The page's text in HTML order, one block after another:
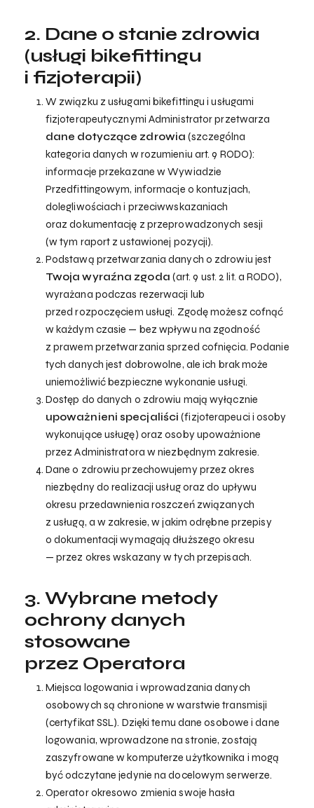
2. Dane o stanie zdrowia
(usługi bikefittingu
i fizjoterapii)
W związku z usługami bikefittingu i usługami
fizjoterapeutycznymi Administrator przetwarza
dane dotyczące zdrowia (szczególna
kategoria danych w rozumieniu art. 9 RODO):
informacje przekazane w Wywiadzie
Przedfittingowym, informacje o kontuzjach,
dolegliwościach i przeciwwskazaniach
oraz dokumentację z przeprowadzonych sesji
(w tym raport z ustawionej pozycji).
Podstawą przetwarzania danych o zdrowiu jest
Twoja wyraźna zgoda (art. 9 ust. 2 lit. a RODO),
wyrażana podczas rezerwacji lub
przed rozpoczęciem usługi. Zgodę możesz cofnąć
w każdym czasie — bez wpływu na zgodność
z prawem przetwarzania sprzed cofnięcia. Podanie
tych danych jest dobrowolne, ale ich brak może
uniemożliwić bezpieczne wykonanie usługi.
Dostęp do danych o zdrowiu mają wyłącznie
upoważnieni specjaliści (fizjoterapeuci i osoby
wykonujące usługę) oraz osoby upoważnione
przez Administratora w niezbędnym zakresie.
Dane o zdrowiu przechowujemy przez okres
niezbędny do realizacji usług oraz do upływu
okresu przedawnienia roszczeń związanych
z usługą, a w zakresie, w jakim odrębne przepisy
o dokumentacji wymagają dłuższego okresu
— przez okres wskazany w tych przepisach.
3. Wybrane metody
ochrony danych
stosowane
przez Operatora
Miejsca logowania i wprowadzania danych
osobowych są chronione w warstwie transmisji
(certyfikat SSL). Dzięki temu dane osobowe i dane
logowania, wprowadzone na stronie, zostają
zaszyfrowane w komputerze użytkownika i mogą
być odczytane jedynie na docelowym serwerze.
Operator okresowo zmienia swoje hasła